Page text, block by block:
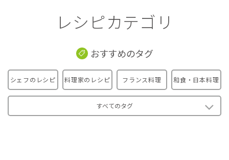
レシピカテゴリ
おすすめのタグ
シェフのレシピ 料理家のレシピ フランス料理 和食・日本料理
すべてのタグ